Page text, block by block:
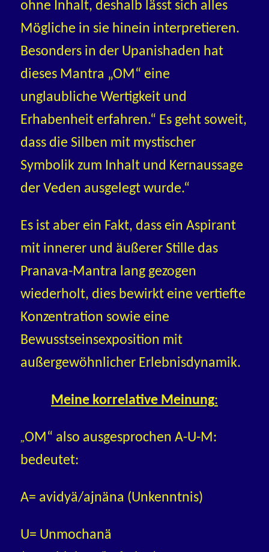
ohne Inhalt, deshalb lässt sich alles
Mögliche in sie hinein interpretieren.
Besonders in der Upanishaden hat
dieses Mantra „OM“ eine
unglaubliche Wertigkeit und
Erhabenheit erfahren.“ Es geht soweit,
dass die Silben mit mystischer
Symbolik zum Inhalt und Kernaussage
der Veden ausgelegt wurde.“
Es ist aber ein Fakt, dass ein Aspirant
mit innerer und äußerer Stille das
Pranava-Mantra lang gezogen
wiederholt, dies bewirkt eine vertiefte
Konzentration sowie eine
Bewusstseinsexposition mit
außergewöhnlicher Erlebnisdynamik.
Meine korrelative Meinung:
„OM“ also ausgesprochen A-U-M:
bedeutet:
A= avidyä/ajnäna (Unkenntnis)
U= Unmochanä